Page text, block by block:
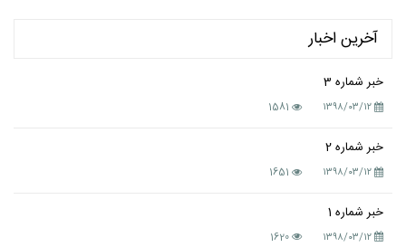
آخرین اخبار
خبر شماره 3
۱۳۹۸/۰۳/۱۲ 1581
خبر شماره 2
۱۳۹۸/۰۳/۱۲ 1651
خبر شماره 1
۱۳۹۸/۰۳/۱۲ 1620